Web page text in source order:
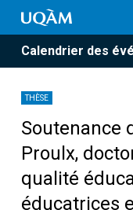
Calendrier des
THÈSE
Soutenance
Proulx,
qualité
éducatrices